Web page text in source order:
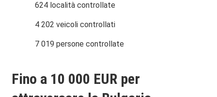
624 località controllate
4 202 veicoli controllati
7 019 persone controllate
Fino a 10 000 EUR per